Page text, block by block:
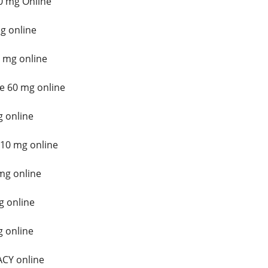
online
online
60 mg online
online
mg online
online
online
online
online